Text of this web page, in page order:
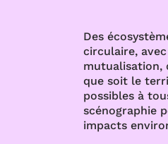
Des
circulaire,
mutualisation,
que soit le
possibles à
scénographie
impacts